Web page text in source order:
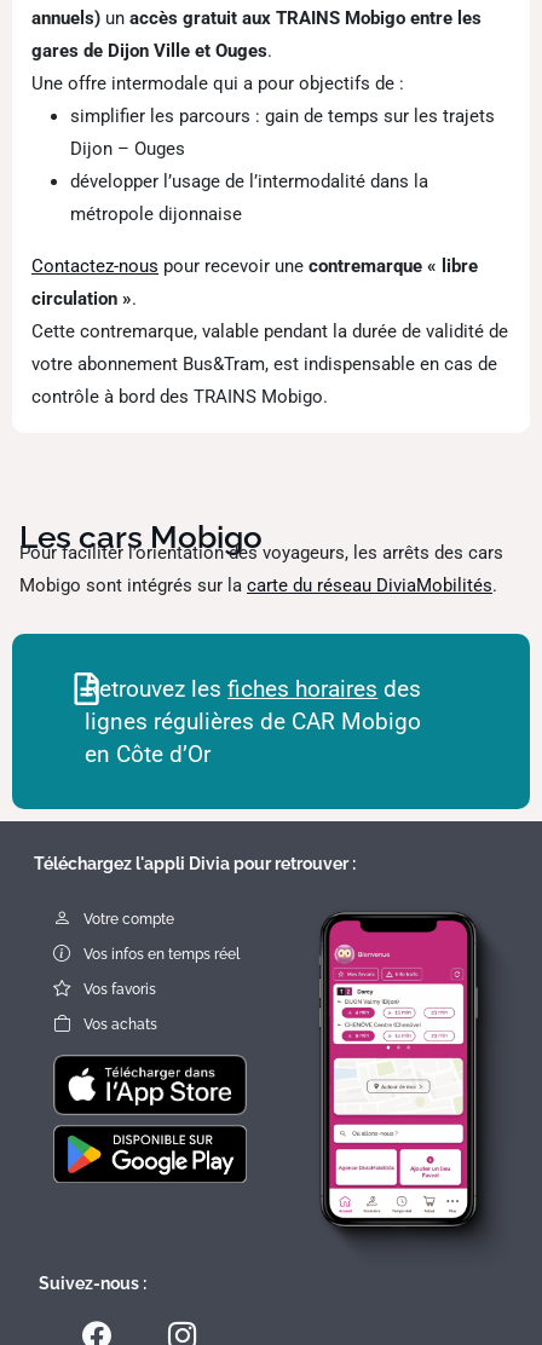
annuels) un accès gratuit aux TRAINS Mobigo entre les
gares de Dijon Ville et Ouges.
Une offre intermodale qui a pour objectifs de :
simplifier les parcours : gain de temps sur les trajets
Dijon – Ouges
développer l’usage de l’intermodalité dans la
métropole dijonnaise
Contactez-nous pour recevoir une contremarque « libre
circulation ».
Cette contremarque, valable pendant la durée de validité de
votre abonnement Bus&Tram, est indispensable en cas de
contrôle à bord des TRAINS Mobigo.
Les cars Mobigo
Pour faciliter l’orientation des voyageurs, les arrêts des cars
Mobigo sont intégrés sur la carte du réseau DiviaMobilités.
Retrouvez lesfiches horaires des
lignes régulières de CAR Mobigo
en Côte d’Or
Téléchargez l'appli Divia pour retrouver :
Votre compte
Vos infos en temps réel
Vos favoris
Vos achats
Suivez-nous :